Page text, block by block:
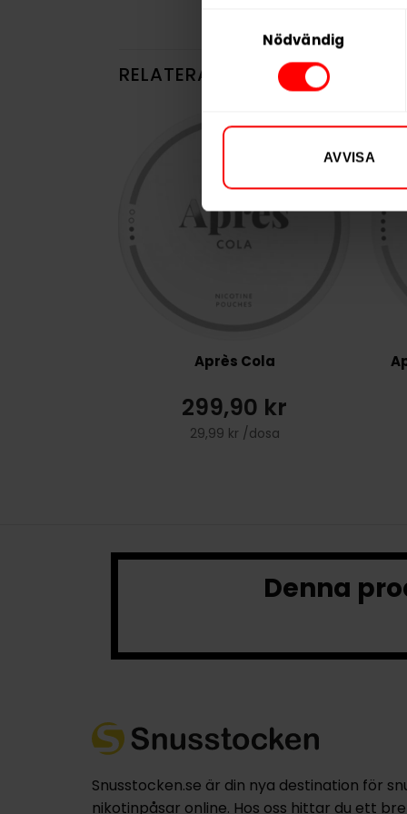
Nödvändig
AVVISA
RELATERADE PRODUKTER
Après Cola
299,90 kr
29,99 kr /dosa
Denna
Snusstocken.se är din nya destination för
nikotinpåsar online. Hos oss hittar du ett